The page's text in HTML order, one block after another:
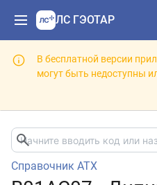
ЛС ГЭОТАР
В бесплатной версии
могут быть недоступны
Справочник АТХ